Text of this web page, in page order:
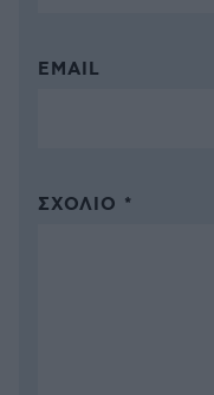
EMAIL
ΣΧΌΛΙΟ *